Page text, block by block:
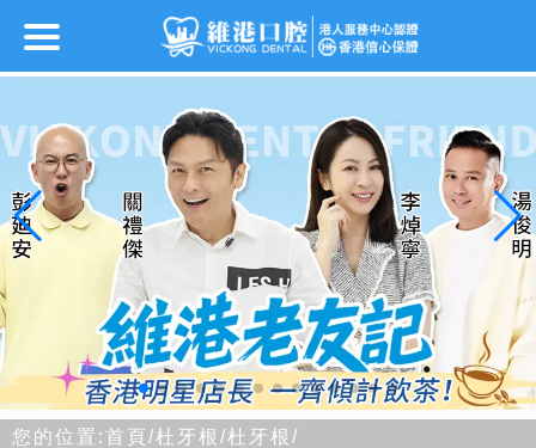
您的位置:首頁/杜牙根/杜牙根/